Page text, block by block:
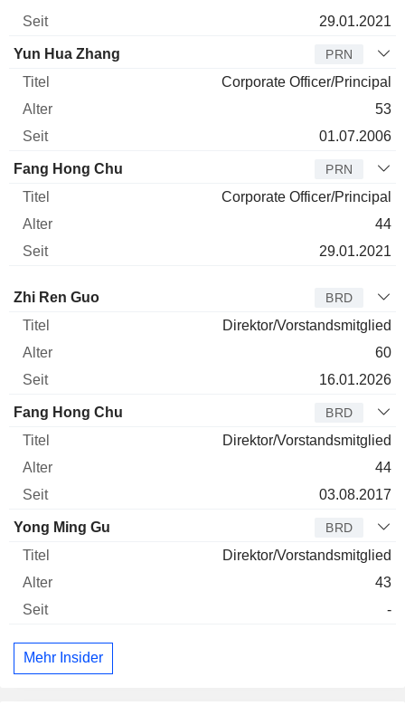
29.01.2021
Yun Hua Zhang PRN
Corporate Officer/Principal
53
01.07.2006
Fang Hong Chu PRN
Corporate Officer/Principal
44
29.01.2021
Verwaltungsratsmitglied
Zhi Ren Guo BRD
Direktor/Vorstandsmitglied
60
16.01.2026
Fang Hong Chu BRD
Direktor/Vorstandsmitglied
44
03.08.2017
Yong Ming Gu BRD
Direktor/Vorstandsmitglied
43
-
Mehr Insider